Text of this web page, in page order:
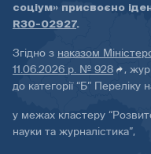
соціум» присвоєно
R30-02927.
Згідно з наказом
11.06.2026 р. № 928
,
до категорії “Б”
у межах кластеру
науки та журналістика”,